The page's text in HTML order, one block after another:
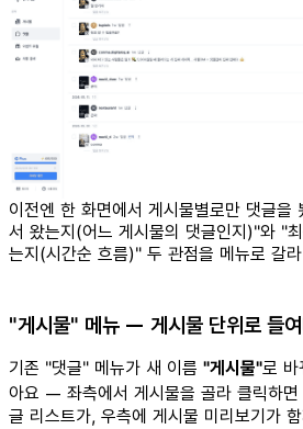
이전엔 한 화면에서 게시물별로만 댓글을
서 왔는지(어느 게시물의 댓글인지)"와 "
는지(시간순 흐름)" 두 관점을 메뉴로 갈
"게시물" 메뉴 — 게시물 단위로 들여
기존 "댓글" 메뉴가 새 이름 "게시물"로 바
아요 — 좌측에서 게시물을 골라 클릭하
글 리스트가, 우측에 게시물 미리보기가